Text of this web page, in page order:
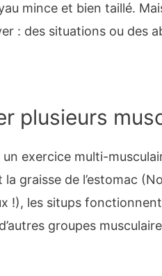
mince et bien taillé.
: des situations ou des
plusieurs
exercice multi-
graisse de l’estomac
!), les situps
groupes